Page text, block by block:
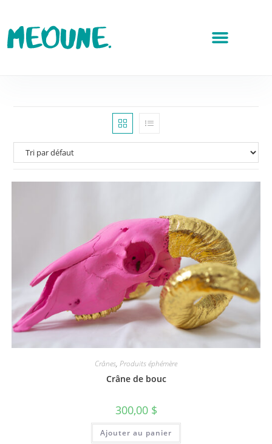
Crânes, Produits éphémère
Crâne de bouc
300,00 $
Ajouter au panier